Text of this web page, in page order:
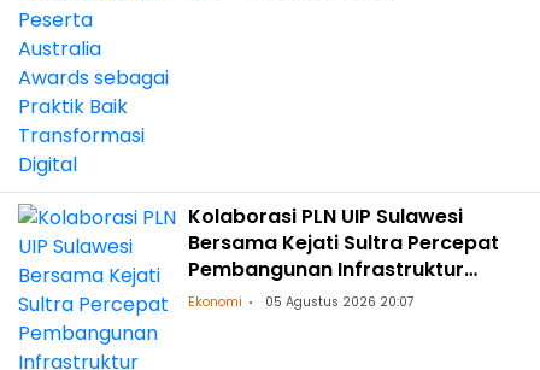
Kolaborasi PLN UIP Sulawesi
Bersama Kejati Sultra Percepat
Pembangunan Infrastruktur
Ketenagalistrikan
Ekonomi 05 Agustus 2026 20:07